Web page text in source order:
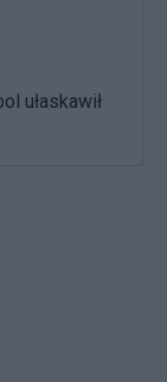
ułaskawił